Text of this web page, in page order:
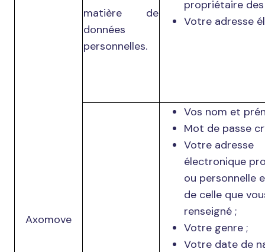
Axomove
matière de
données
personnelles.
propriétaire
Votre adresse
Vos nom et
Mot de passe
Votre adresse
électronique
ou personnelle
de celle que
renseigné ;
Votre genre ;
Votre date de